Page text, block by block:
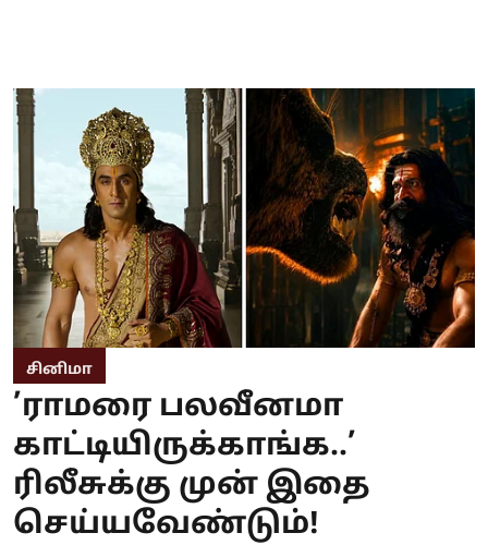
சினிமா
’ராமரை பலவீனமா
காட்டியிருக்காங்க..’
ரிலீசுக்கு முன் இதை
செய்யவேண்டும்!